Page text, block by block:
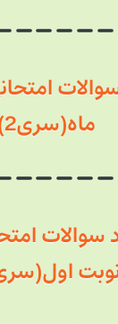
سوالات
ماه(سری2)
سوالات